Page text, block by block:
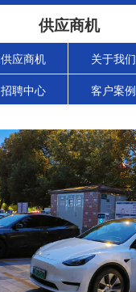
供应商机
供应商机 关于我们
招聘中心 客户案例